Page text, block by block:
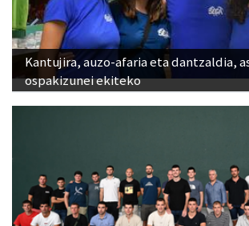
Kantujira, auzo-afaria eta dantzaldia,
ospakizunei ekiteko